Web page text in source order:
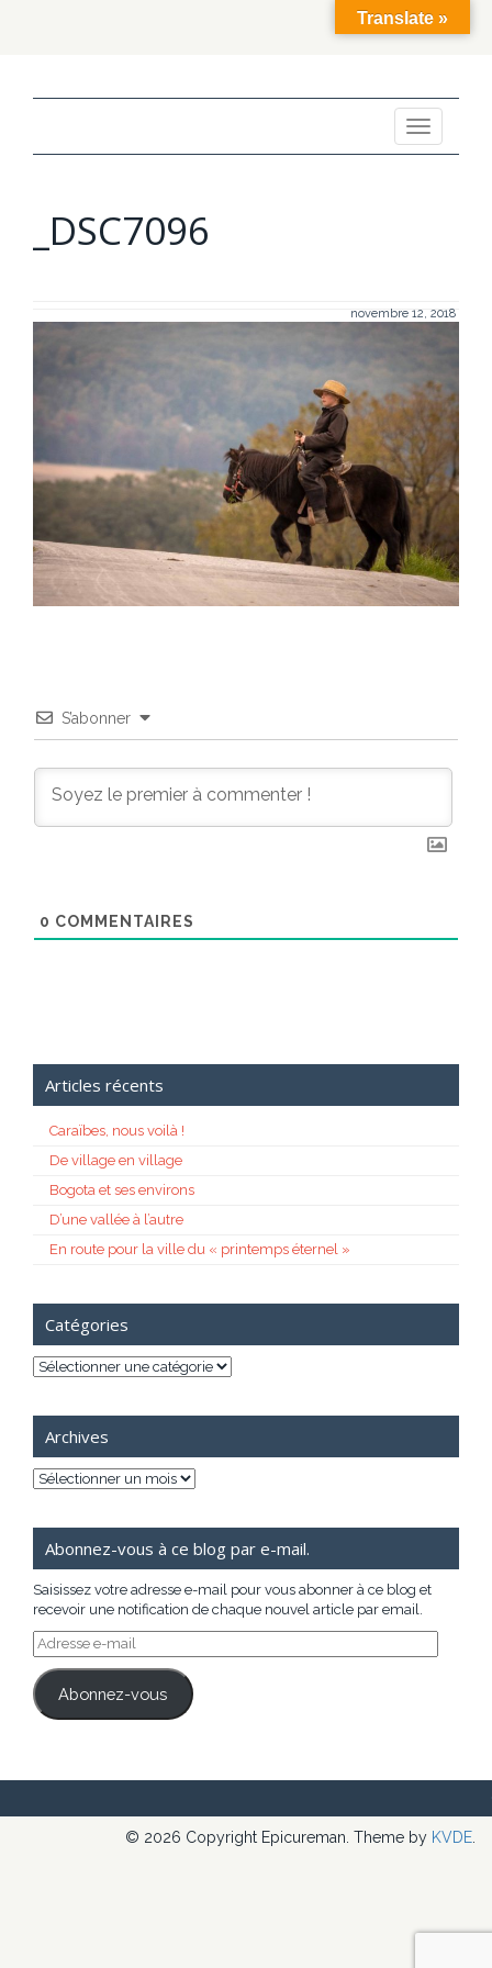
Toggle
navigation
_DSC7096
novembre 12, 2018
S’abonner
0 COMMENTAIRES
Articles récents
Caraïbes, nous voilà !
De village en village
Bogota et ses environs
D’une vallée à l’autre
En route pour la ville du « printemps éternel »
Catégories
Catégories
Archives
Archives
Abonnez-vous à ce blog par e-mail.
Saisissez votre adresse e-mail pour vous abonner à ce blog et
recevoir une notification de chaque nouvel article par email.
Adresse
e-
mail
Abonnez-vous
© 2026 Copyright Epicureman. Theme by KVDE.
Translate »